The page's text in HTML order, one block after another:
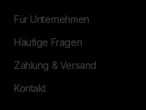
Für Unternehmen
Häufige Fragen
Zahlung & Versand
Kontakt